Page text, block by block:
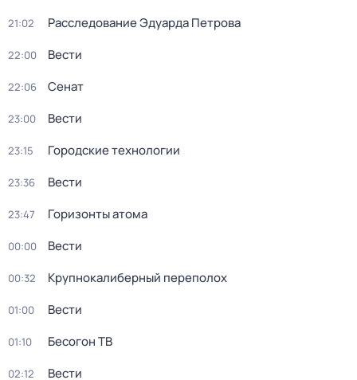
21:02 Расследование Эдуарда Петрова
22:00 Вести
22:06 Сенат
23:00 Вести
23:15 Городские технологии
23:36 Вести
23:47 Горизонты атома
00:00 Вести
00:32 Крупнокалиберный переполох
01:00 Вести
01:10 Бесогон ТВ
02:12 Вести